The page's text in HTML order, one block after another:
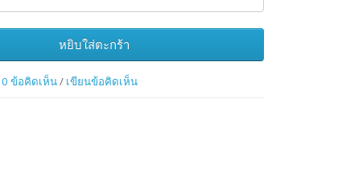
หยิบใส่ตะกร้า
0 ข้อคิดเห็น/ เขียนข้อคิดเห็น